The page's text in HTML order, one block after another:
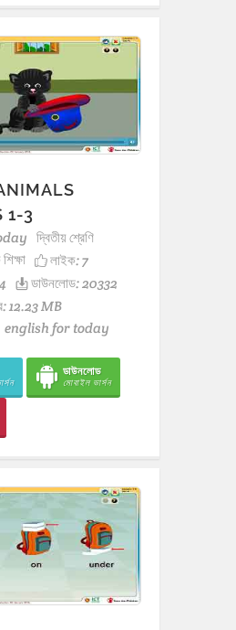
1-3
দ্বিতীয় শ্রেণি
লাইক:7
ডাউনলোড: 20332
12.23 MB
english for today
ডাউনলোড
মোবাইল ভার্সন